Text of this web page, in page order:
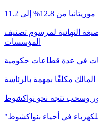
النهائية لمرسوم تصنيف
المؤسسات
في عدة قطاعات حكومية
مكلفًا بمهمة بالرئاسة
وسحب تتجه نحو نواكشوط
في أحياء بنواكشوط